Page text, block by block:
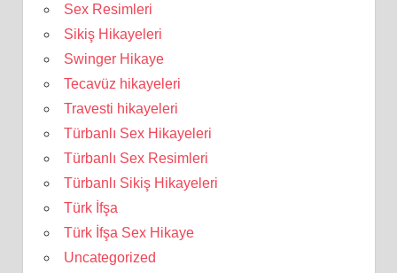
Sex Resimleri
Sikiş Hikayeleri
Swinger Hikaye
Tecavüz hikayeleri
Travesti hikayeleri
Türbanlı Sex Hikayeleri
Türbanlı Sex Resimleri
Türbanlı Sikiş Hikayeleri
Türk İfşa
Türk İfşa Sex Hikaye
Uncategorized